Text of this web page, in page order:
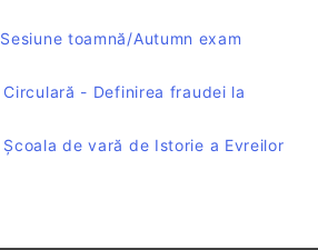
Sesiune toamnă/Autumn exam
Circulară - Definirea fraudei la
Școala de vară de Istorie a Evreilor